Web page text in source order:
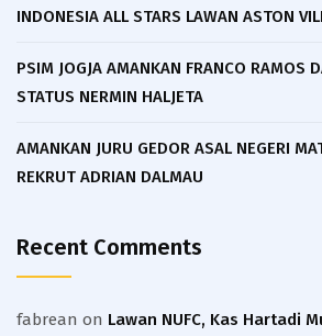
INDONESIA ALL STARS LAWAN ASTON
PSIM JOGJA AMANKAN FRANCO RAMOS
STATUS NERMIN HALJETA
AMANKAN JURU GEDOR ASAL NEGERI
REKRUT ADRIAN DALMAU
Recent Comments
fabrean on Lawan NUFC, Kas Hartadi